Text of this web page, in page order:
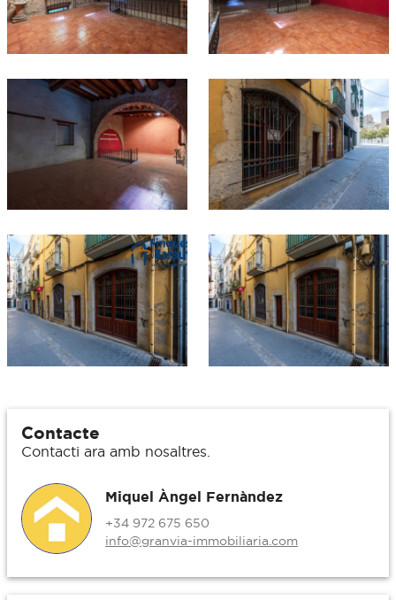
Contacte
Contacti ara amb nosaltres.
Miquel Àngel Fernàndez
+34 972 675 650
info@granvia-immobiliaria.com